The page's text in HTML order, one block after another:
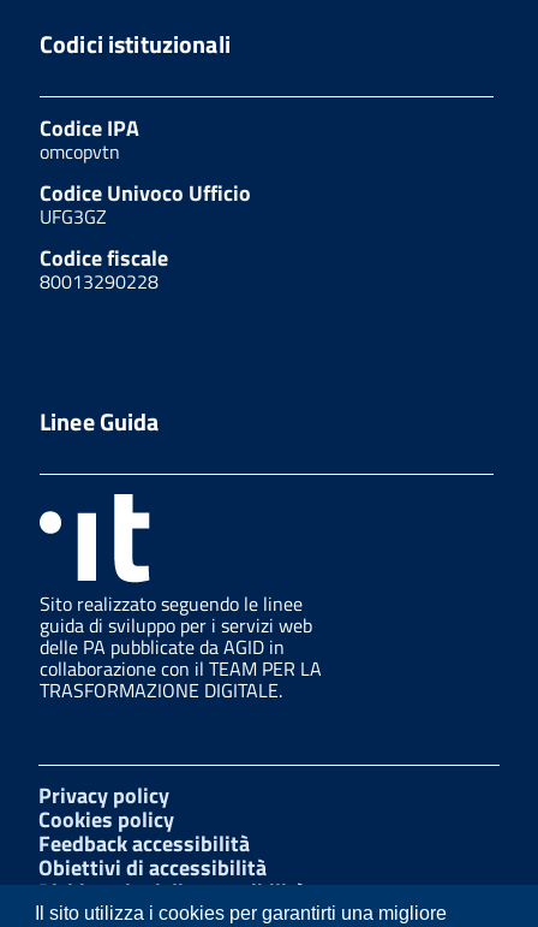
Il sito utilizza i cookies per garantirti una migliore
Codici istituzionali
Codice IPA
omcopvtn
Codice Univoco Ufficio
UFG3GZ
Codice fiscale
80013290228
Linee Guida
Sito realizzato seguendo le linee
guida di sviluppo per i servizi web
delle PA pubblicate da AGID in
collaborazione con il TEAM PER LA
TRASFORMAZIONE DIGITALE.
Privacy policy
Cookies policy
Feedback accessibilità
Obiettivi di accessibilità
Dichiarazioni di accessibilità
Amministrazione Trasparente